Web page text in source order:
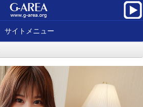
サイトメニュー